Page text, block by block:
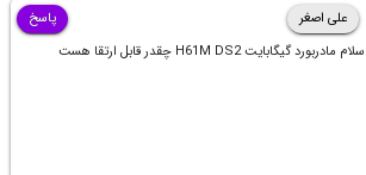
علی اصغر
سلام مادربورد گیگابایت H61M DS2 چقدر قابل ارتقا هست
پاسخ